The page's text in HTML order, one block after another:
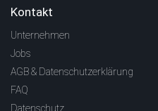
Kontakt
Unternehmen
Jobs
AGB & Datenschutzerklärung
FAQ
Datenschutz